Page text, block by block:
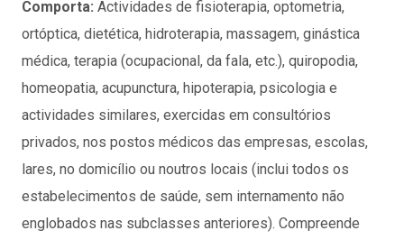
Comporta: Actividades de fisioterapia, optometria,
ortóptica, dietética, hidroterapia, massagem, ginástica
médica, terapia (ocupacional, da fala, etc.), quiropodia,
homeopatia, acupunctura, hipoterapia, psicologia e
actividades similares, exercidas em consultórios
privados, nos postos médicos das empresas, escolas,
lares, no domicílio ou noutros locais (inclui todos os
estabelecimentos de saúde, sem internamento não
englobados nas subclasses anteriores). Compreende